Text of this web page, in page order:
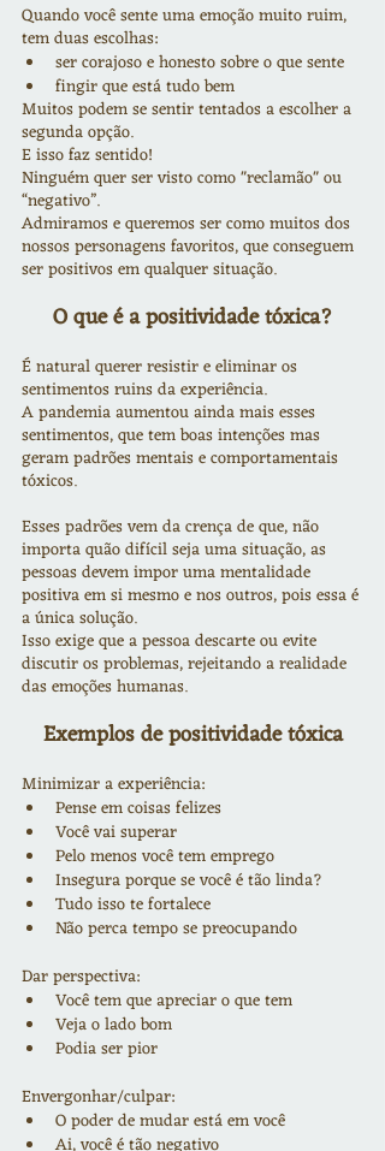
Quando você sente uma emoção muito ruim,
tem duas escolhas:
ser corajoso e honesto sobre o que sente
fingir que está tudo bem
Muitos podem se sentir tentados a escolher a
segunda opção.
E isso faz sentido!
Ninguém quer ser visto como "reclamão" ou
“negativo”.
Admiramos e queremos ser como muitos dos
nossos personagens favoritos, que conseguem
ser positivos em qualquer situação.
O que é a positividade tóxica?
É natural querer resistir e eliminar os
sentimentos ruins da experiência.
A pandemia aumentou ainda mais esses
sentimentos, que tem boas intenções mas
geram padrões mentais e comportamentais
tóxicos.
Esses padrões vem da crença de que, não
importa quão difícil seja uma situação, as
pessoas devem impor uma mentalidade
positiva em si mesmo e nos outros, pois essa é
a única solução.
Isso exige que a pessoa descarte ou evite
discutir os problemas, rejeitando a realidade
das emoções humanas.
Exemplos de positividade tóxica
Minimizar a experiência:
Pense em coisas felizes
Você vai superar
Pelo menos você tem emprego
Insegura porque se você é tão linda?
Tudo isso te fortalece
Não perca tempo se preocupando
Dar perspectiva:
Você tem que apreciar o que tem
Veja o lado bom
Podia ser pior
Envergonhar/culpar:
O poder de mudar está em você